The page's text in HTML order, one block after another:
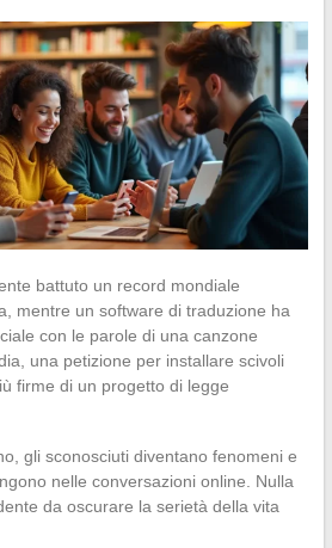
battuto un record mondiale
mentre un software di traduzione ha
con le parole di una canzone
una petizione per installare scivoli
firme di un progetto di legge
gli sconosciuti diventano fenomeni e
nelle conversazioni online. Nulla
da oscurare la serietà della vita